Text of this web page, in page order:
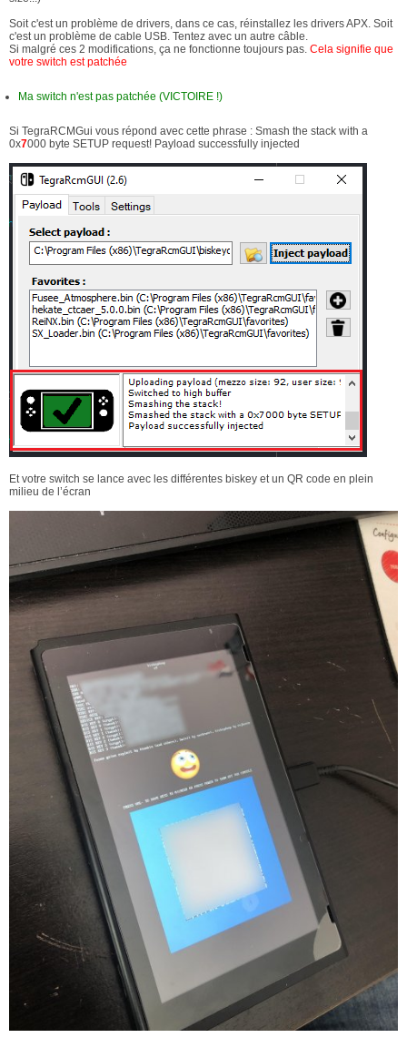
Soit c'est un problème de drivers, dans ce cas, réinstallez les drivers APX. Soit
c'est un problème de cable USB. Tentez avec un autre câble.
Si malgré ces 2 modifications, ça ne fonctionne toujours pas. Cela signifie que
votre switch est patchée
Ma switch n'est pas patchée (VICTOIRE !)
Si TegraRCMGui vous répond avec cette phrase : Smash the stack with a
0x7000 byte SETUP request! Payload successfully injected
Et votre switch se lance avec les différentes biskey et un QR code en plein
milieu de l’écran